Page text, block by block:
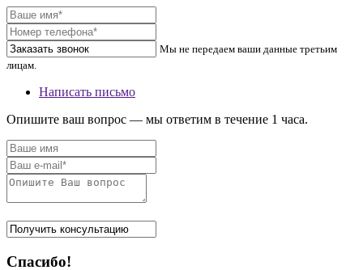
Мы не передаем ваши данные третьим
лицам.
Написать письмо
Опишите ваш вопрос — мы ответим в течение 1 часа.
Спасибо!